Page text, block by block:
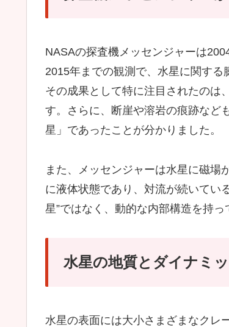
NASAの探査機メッセンジャーは
2015年までの観測で、水星に関する
その成果として特に注目されたのは
す。さらに、断崖や溶岩の痕跡など
星」であったことが分かりました。
また、メッセンジャーは水星に磁場
に液体状態であり、対流が続いてい
星”ではなく、動的な内部構造を持っ
水星の地質とダイナミ
水星の表面には大小さまざまなクレ